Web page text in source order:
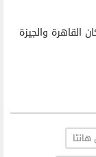
والجيزة